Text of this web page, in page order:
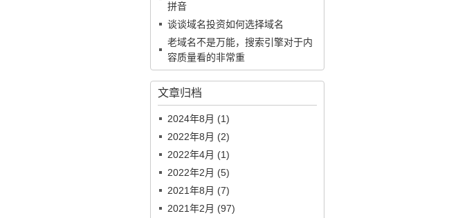
拼音
谈谈域名投资如何选择域名
老域名不是万能，搜索引擎对于内
容质量看的非常重
文章归档
2024年8月 (1)
2022年8月 (2)
2022年4月 (1)
2022年2月 (5)
2021年8月 (7)
2021年2月 (97)